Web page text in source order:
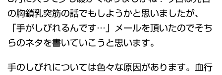
の胸鎖乳突筋の話でもしようかと思いましたが、
「手がしびれるんです…」メールを頂いたのでそち
らのネタを書いていこうと思います。
手のしびれについては色々な原因があります。血行